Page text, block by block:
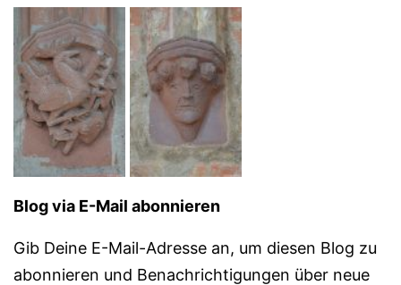
Blog via E-Mail abonnieren
Gib Deine E-Mail-Adresse an, um diesen Blog zu
abonnieren und Benachrichtigungen über neue